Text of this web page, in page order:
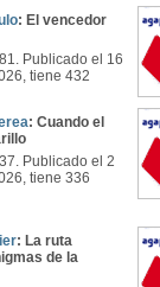
: El vencedor
Publicado el 16
tiene 432
: Cuando el
Publicado el 2
tiene 336
: La ruta
de la